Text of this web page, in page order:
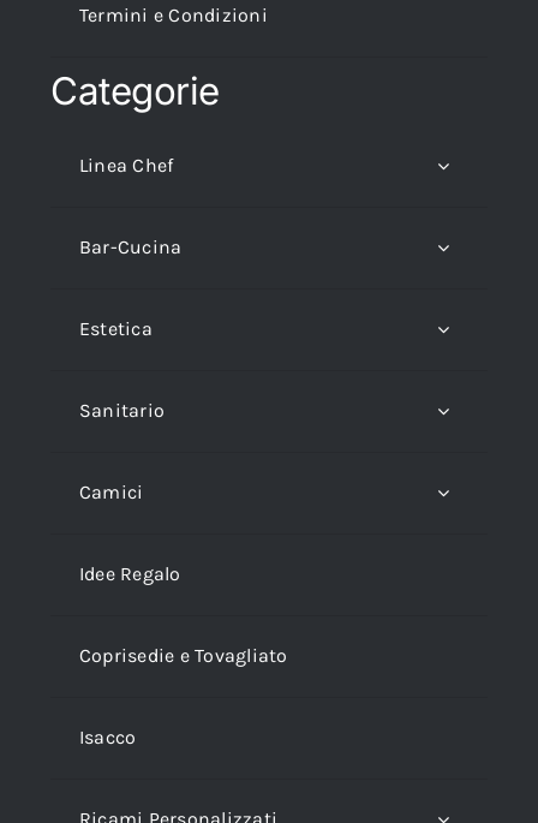
Termini e Condizioni
Categorie
Linea Chef
Bar-Cucina
Estetica
Sanitario
Camici
Idee Regalo
Coprisedie e Tovagliato
Isacco